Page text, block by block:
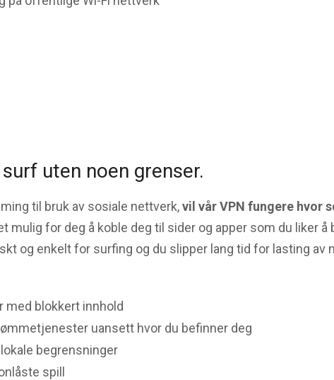
uten noen grenser.
til bruk av sosiale nettverk,vil vår VPN fungere hvor
mulig for deg å koble deg til sider og apper som du liker å
og enkelt for surfing og du slipper lang tid for lasting av
med blokkert innhold
uansett hvor du befinner deg
begrensninger
spill